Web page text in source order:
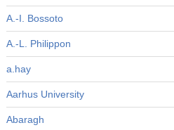
A.-I. Bossoto
A.-L. Philippon
a.hay
Aarhus University
Abaragh